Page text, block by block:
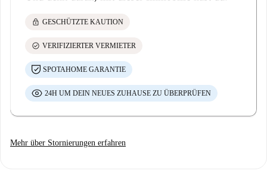
lock GESCHÜTZTE KAUTION
check_circle VERIFIZIERTER VERMIETER
SPOTAHOME GARANTIE
24H UM DEIN NEUES ZUHAUSE ZU ÜBERPRÜFEN
Mehr über Stornierungen erfahren